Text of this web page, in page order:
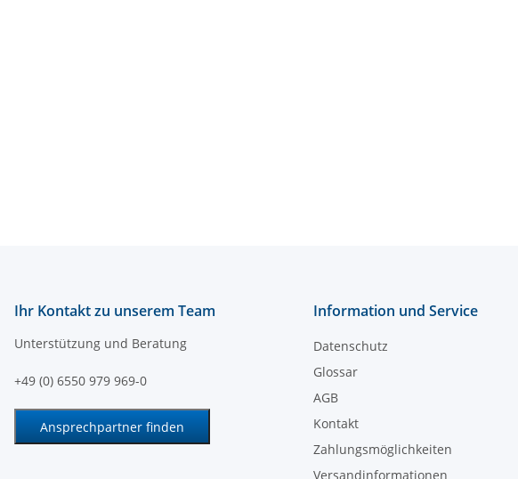
Ihr Kontakt zu unserem Team
Unterstützung und Beratung
+49 (0) 6550 979 969-0
Ansprechpartner finden
Information und Service
Datenschutz
Glossar
AGB
Kontakt
Zahlungsmöglichkeiten
Versandinformationen